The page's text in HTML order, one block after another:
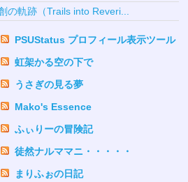
の軌跡（Trails into Reveri...
PSUStatus プロフィール表示ツール
虹架かる空の下で
うさぎの見る夢
Mako's Essence
ふぃりーの冒険記
徒然ナルママニ・・・・・
まりふぉの日記